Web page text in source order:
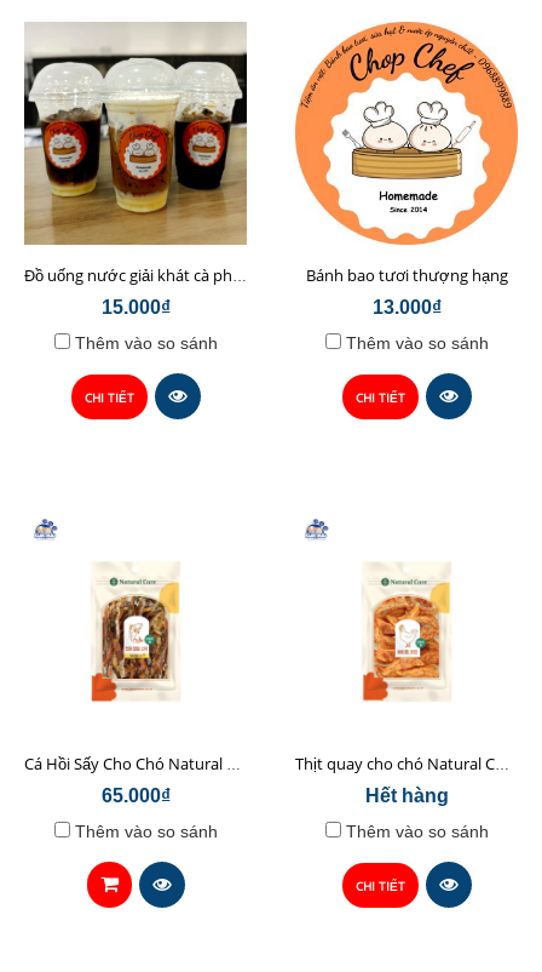
Đồ uống nước giải khát cà phê sữa hạt Chop Chef
15.000₫
Thêm vào so sánh
CHI TIẾT
Bánh bao tươi thượng hạng
13.000₫
Thêm vào so sánh
CHI TIẾT
Cá Hồi Sấy Cho Chó Natural Core 45gr
65.000₫
Thêm vào so sánh
Thịt quay cho chó Natural Core 70g
Hết hàng
Thêm vào so sánh
CHI TIẾT